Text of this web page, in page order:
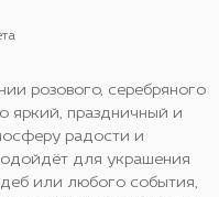
розового, серебряного
яркий, праздничный и
радости и
для украшения
или любого события,